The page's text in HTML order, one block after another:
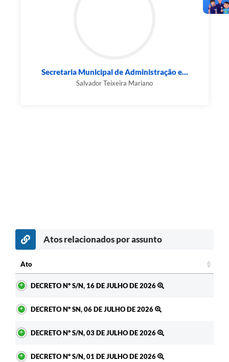
Secretaria Municipal de Administração e...
Salvador Teixeira Mariano
Atos relacionados por assunto
Ato
DECRETO Nº S/N, 16 DE JULHO DE 2026
DECRETO Nº SN, 06 DE JULHO DE 2026
DECRETO Nº S/N, 03 DE JULHO DE 2026
DECRETO Nº S/N, 01 DE JULHO DE 2026